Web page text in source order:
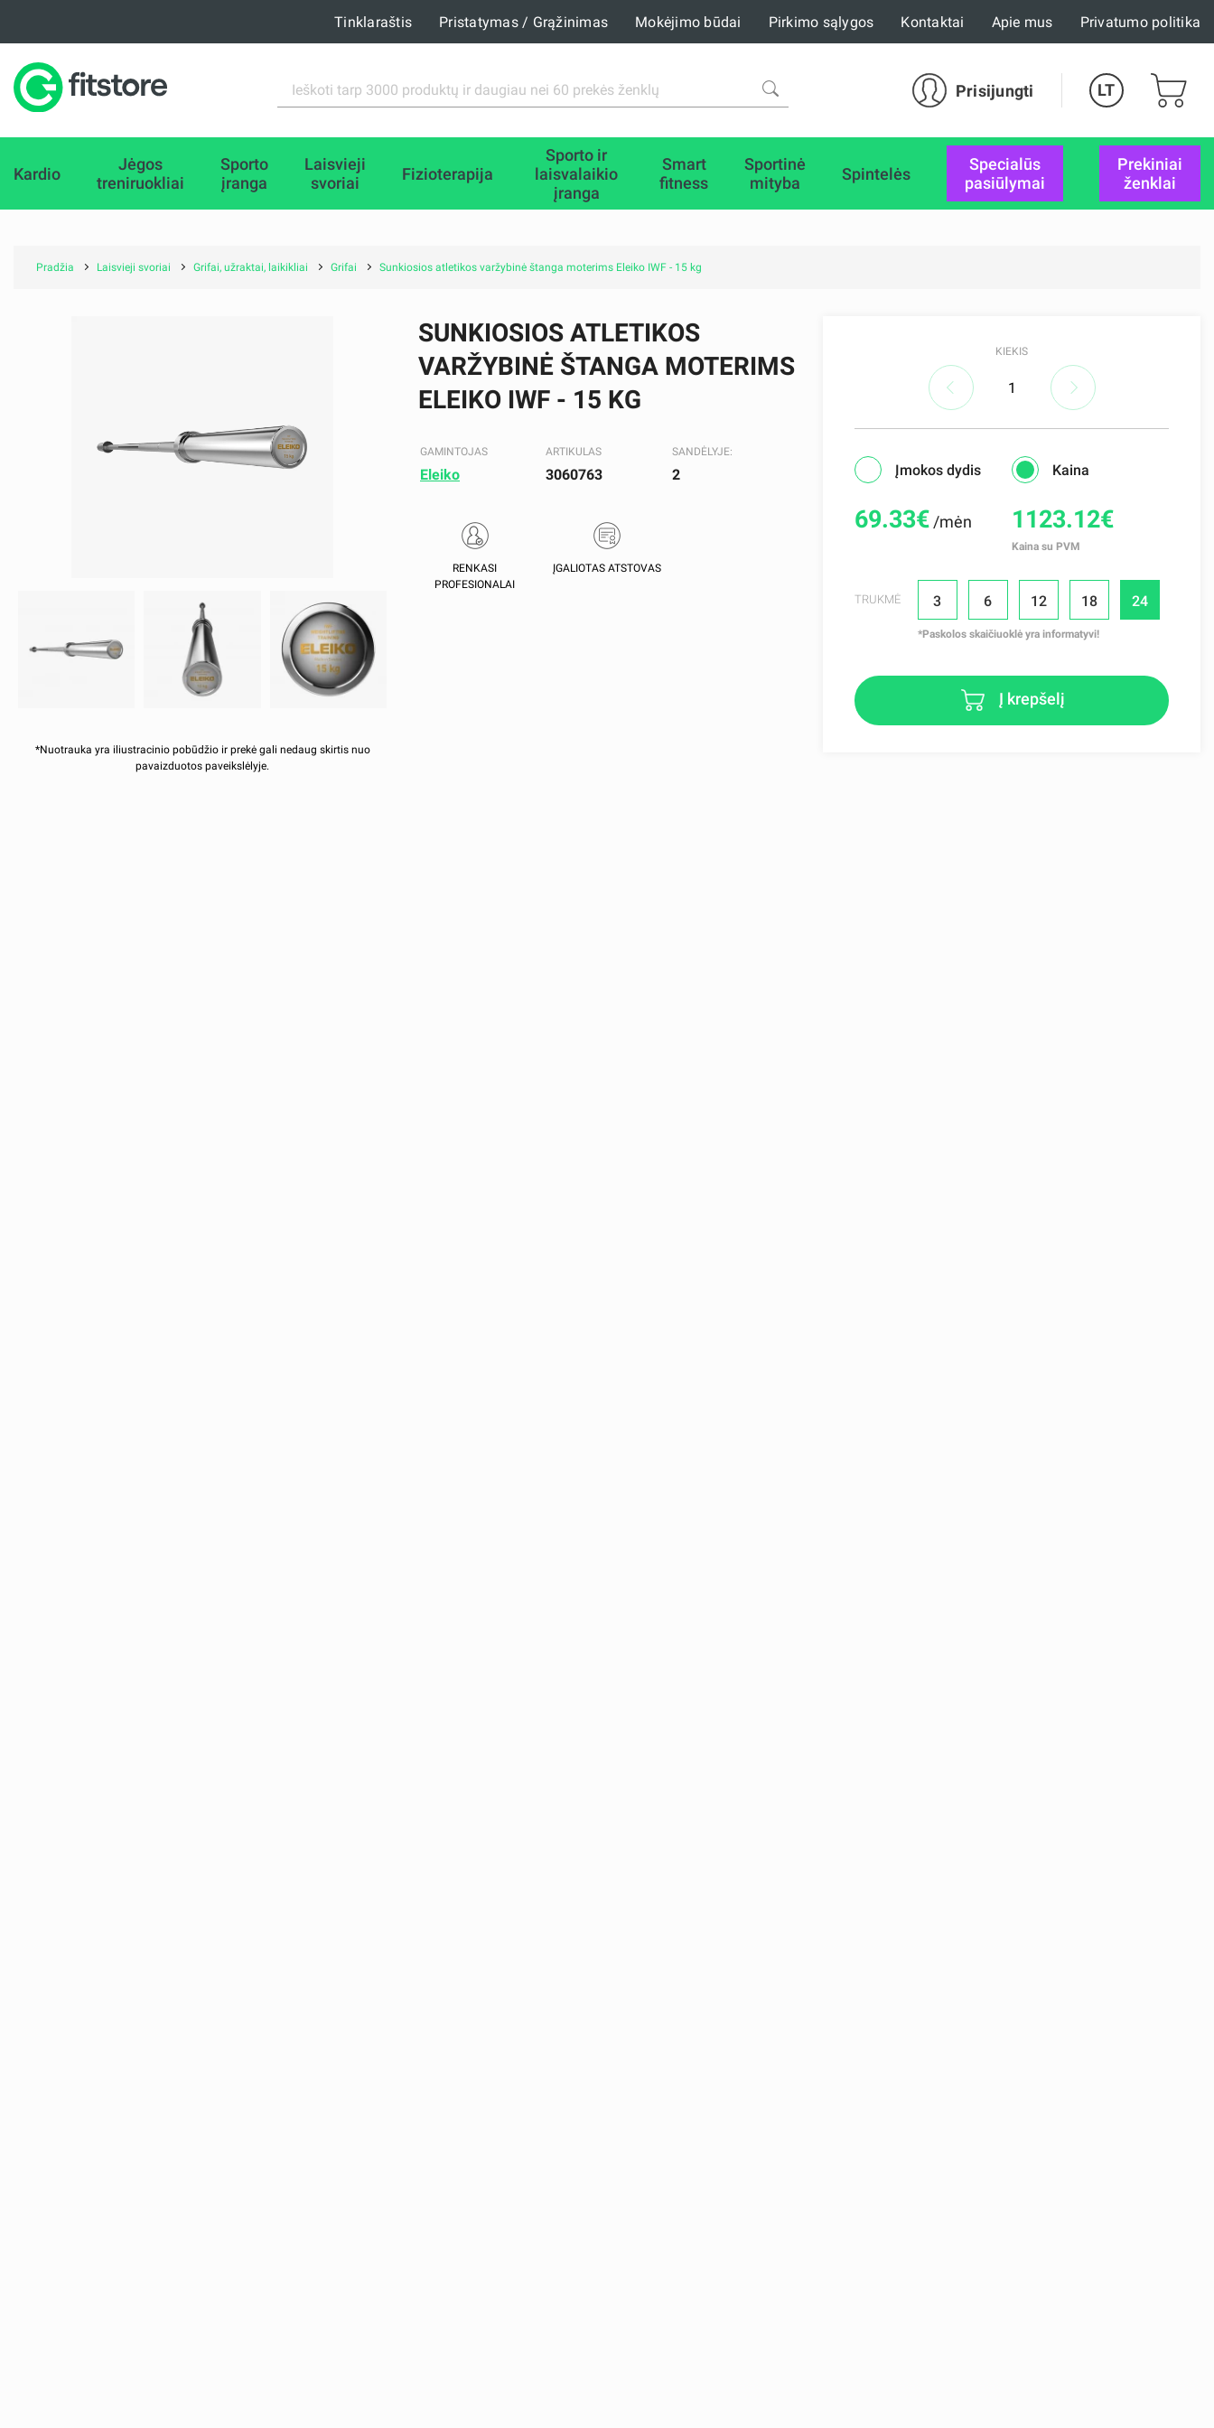
Tinklaraštis Pristatymas / Grąžinimas Mokėjimo būdai Pirkimo sąlygos Kontaktai Apie mus Privatumo politika
Prisijungti LT
Kardio
Jėgos
treniruokliai
Sporto
įranga
Laisvieji
svoriai
Fizioterapija
Sporto ir
laisvalaikio
įranga
Smart
fitness
Sportinė
mityba
Spintelės
specialūs
pasiūlymai
Prekiniai
ženklai
Pradžia Laisvieji svoriai Grifai, užraktai, laikikliai Grifai Sunkiosios atletikos varžybinė štanga moterims Eleiko IWF - 15 kg
*Nuotrauka yra iliustracinio pobūdžio ir prekė gali nedaug skirtis nuo
pavaizduotos paveikslėlyje.
SUNKIOSIOS ATLETIKOS
VARŽYBINĖ ŠTANGA MOTERIMS
ELEIKO IWF - 15 KG
GAMINTOJAS
Eleiko
ARTIKULAS
3060763
SANDĖLYJE:
2
RENKASI
PROFESIONALAI
ĮGALIOTAS ATSTOVAS
KIEKIS
Įmokos dydis
69.33€ /mėn
Kaina
1123.12€
Kaina su PVM
TRUKMĖ 3 6 12 18 24
*Paskolos skaičiuoklė yra informatyvi!
Į krepšelį